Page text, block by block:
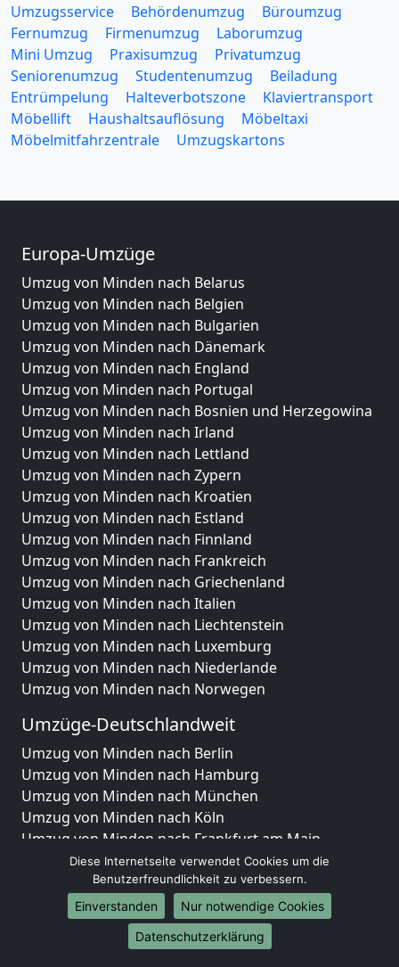
Umzugsservice Behördenumzug
Büroumzug
Fernumzug
Firmenumzug
Laborumzug
Mini Umzug
Praxisumzug
Privatumzug
Seniorenumzug
Studentenumzug
Beiladung
Entrümpelung
Halteverbotszone
Klaviertransport
Möbellift
Haushaltsauflösung
Möbeltaxi
Möbelmitfahrzentrale
Umzugskartons
Europa-Umzüge
Umzug von Minden nach Belarus
Umzug von Minden nach Belgien
Umzug von Minden nach Bulgarien
Umzug von Minden nach Dänemark
Umzug von Minden nach England
Umzug von Minden nach Portugal
Umzug von Minden nach Bosnien und Herzegowina
Umzug von Minden nach Irland
Umzug von Minden nach Lettland
Umzug von Minden nach Zypern
Umzug von Minden nach Kroatien
Umzug von Minden nach Estland
Umzug von Minden nach Finnland
Umzug von Minden nach Frankreich
Umzug von Minden nach Griechenland
Umzug von Minden nach Italien
Umzug von Minden nach Liechtenstein
Umzug von Minden nach Luxemburg
Umzug von Minden nach Niederlande
Umzug von Minden nach Norwegen
Umzüge-Deutschlandweit
Umzug von Minden nach Berlin
Umzug von Minden nach Hamburg
Umzug von Minden nach München
Umzug von Minden nach Köln
Umzug von Minden nach Frankfurt am Main
Umzug von Minden nach Stuttgart
Umzug von Minden nach Düsseldorf
Umzug von Minden nach Leipzig
Umzug von Minden nach Dortmund
Umzug von Minden nach Essen
Diese Internetseite verwendet Cookies um die
Benutzerfreundlichkeit zu verbessern.
Einverstanden
Nur notwendige Cookies
Datenschutzerklärung